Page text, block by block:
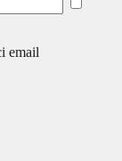
email